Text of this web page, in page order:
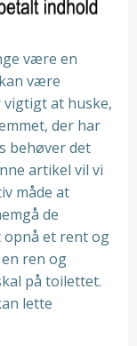
være en
være
at huske,
der har
behøver det
artikel vil vi
måde at
de
et rent og
ren og
på toilettet.
lette